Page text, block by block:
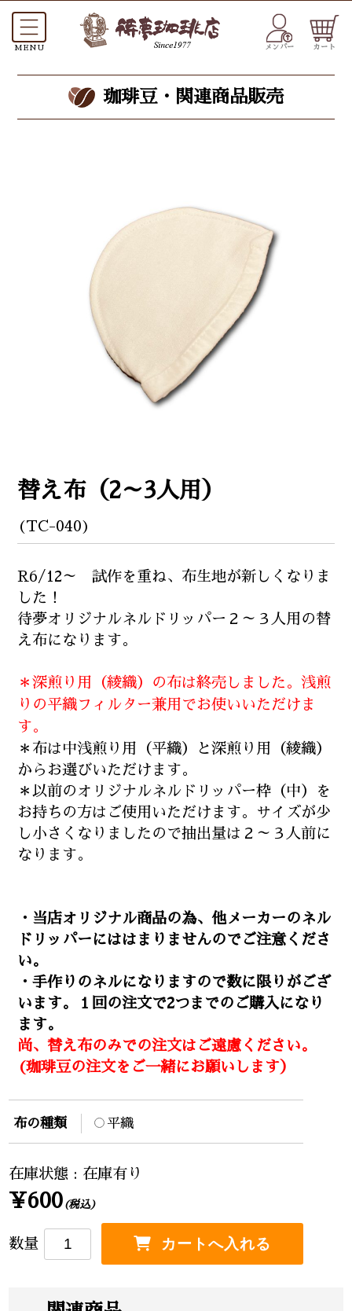
メンバー カート
珈琲豆・関連商品販売
替え布（2～3人用）
(TC-040)
R6/12～ 試作を重ね、布生地が新しくなりま
した！
待夢オリジナルネルドリッパー２～３人用の替
え布になります。
＊深煎り用（綾織）の布は終売しました。浅煎
りの平織フィルター兼用でお使いいただけま
す。
＊布は中浅煎り用（平織）と深煎り用（綾織）
からお選びいただけます。
＊以前のオリジナルネルドリッパー枠（中）を
お持ちの方はご使用いただけます。サイズが少
し小さくなりましたので抽出量は２～３人前に
なります。
・当店オリジナル商品の為、他メーカーのネル
ドリッパーにははまりませんのでご注意くださ
い。
・手作りのネルになりますので数に限りがござ
います。１回の注文で2つまでのご購入になり
ます。
尚、替え布のみでの注文はご遠慮ください。
(珈琲豆の注文をご一緒にお願いします）
布の種類 平織
在庫状態 : 在庫有り
¥600 (税込)
数量